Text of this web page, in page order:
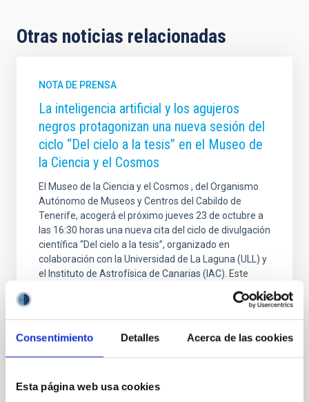
Consentimiento Detalles Acerca de las cookies
Esta página web usa cookies
Otras noticias relacionadas
NOTA DE PRENSA
La inteligencia artificial y los agujeros
negros protagonizan una nueva sesión del
ciclo “Del cielo a la tesis” en el Museo de
la Ciencia y el Cosmos
El Museo de la Ciencia y el Cosmos , del Organismo
Autónomo de Museos y Centros del Cabildo de
Tenerife, acogerá el próximo jueves 23 de octubre a
las 16:30 horas una nueva cita del ciclo de divulgación
científica “Del cielo a la tesis”, organizado en
colaboración con la Universidad de La Laguna (ULL) y
el Instituto de Astrofísica de Canarias (IAC). Este
ciclo, impulsado por estudiantes de doctorado del
IAC, tiene como objetivo acercar a la ciudadanía los
temas más actuales de la investigación astrofísica
contados en primera persona por quienes los